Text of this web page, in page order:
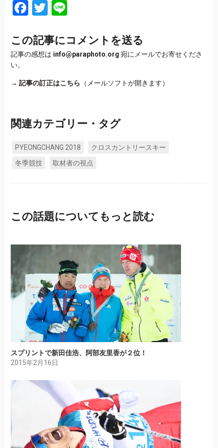
Facebook
Twitter
Line
この記事にコメントを送る
記事の感想は info@paraphoto.org 宛にメールでお寄せくださ
い。
→ 記事の訂正はこちら （メールソフトが開きます）
関連カテゴリー・タグ
PYEONGCHANG 2018
クロスカントリースキー
冬季競技
取材者の視点
この話題についてもっと読む
スプリントで新田佳浩、阿部友里香が２位！
2015年2月16日